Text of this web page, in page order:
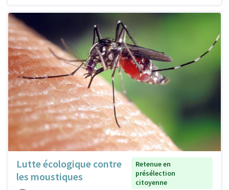
Lutte écologique contre
les moustiques
Retenue en
présélection
citoyenne